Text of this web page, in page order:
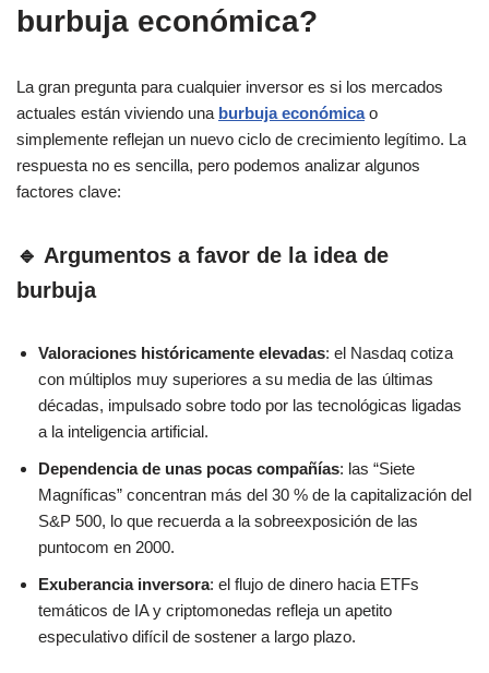
burbuja económica?
La gran pregunta para cualquier inversor es si los mercados
actuales están viviendo una burbuja económicao
simplemente reflejan un nuevo ciclo de crecimiento legítimo. La
respuesta no es sencilla, pero podemos analizar algunos
factores clave:
🔹 Argumentos a favor de la idea de
burbuja
Valoraciones históricamente elevadas: el Nasdaq cotiza
con múltiplos muy superiores a su media de las últimas
décadas, impulsado sobre todo por las tecnológicas ligadas
a la inteligencia artificial.
Dependencia de unas pocas compañías: las “Siete
Magníficas” concentran más del 30 % de la capitalización del
S&P 500, lo que recuerda a la sobreexposición de las
puntocom en 2000.
Exuberancia inversora: el flujo de dinero hacia ETFs
temáticos de IA y criptomonedas refleja un apetito
especulativo difícil de sostener a largo plazo.